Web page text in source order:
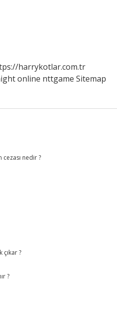
harrykotlar.com.tr
online nttgame Sitemap
cezası nedir ?
çıkar ?
?